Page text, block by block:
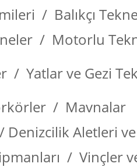
/ Balıkçı
/ Motorlu
/ Yatlar ve Gezi
/ Mavnalar
Aletleri ve
/ Vinçler